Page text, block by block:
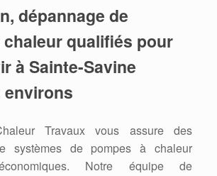
dépannage de
chaleur qualifiés pour
à Sainte-Savine
environs
Travaux vous assure des
systèmes de pompes à chaleur
Notre équipe de